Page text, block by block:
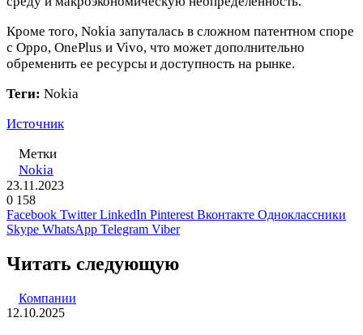
Кроме того, Nokia запуталась в сложном патентном споре
с Oppo, OnePlus и Vivo, что может дополнительно
обременить ее ресурсы и доступность на рынке.
Теги: Nokia
Источник
Метки
Nokia
23.11.2023
0 158
Facebook Twitter LinkedIn Pinterest Вконтакте Одноклассники
Skype WhatsApp Telegram Viber
Читать следующую
Компании
12.10.2025